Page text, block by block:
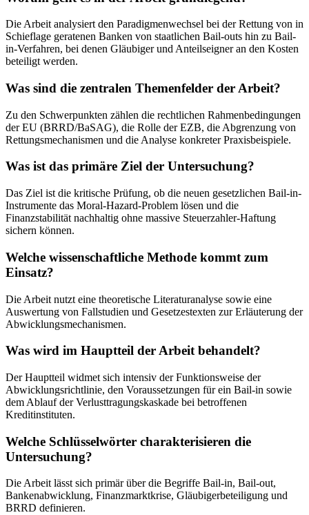
Die Arbeit analysiert den Paradigmenwechsel bei der Rettung von in
Schieflage geratenen Banken von staatlichen Bail-outs hin zu Bail-
in-Verfahren, bei denen Gläubiger und Anteilseigner an den Kosten
beteiligt werden.
Was sind die zentralen Themenfelder der Arbeit?
Zu den Schwerpunkten zählen die rechtlichen Rahmenbedingungen
der EU (BRRD/BaSAG), die Rolle der EZB, die Abgrenzung von
Rettungsmechanismen und die Analyse konkreter Praxisbeispiele.
Was ist das primäre Ziel der Untersuchung?
Das Ziel ist die kritische Prüfung, ob die neuen gesetzlichen Bail-in-
Instrumente das Moral-Hazard-Problem lösen und die
Finanzstabilität nachhaltig ohne massive Steuerzahler-Haftung
sichern können.
Welche wissenschaftliche Methode kommt zum
Einsatz?
Die Arbeit nutzt eine theoretische Literaturanalyse sowie eine
Auswertung von Fallstudien und Gesetzestexten zur Erläuterung der
Abwicklungsmechanismen.
Was wird im Hauptteil der Arbeit behandelt?
Der Hauptteil widmet sich intensiv der Funktionsweise der
Abwicklungsrichtlinie, den Voraussetzungen für ein Bail-in sowie
dem Ablauf der Verlusttragungskaskade bei betroffenen
Kreditinstituten.
Welche Schlüsselwörter charakterisieren die
Untersuchung?
Die Arbeit lässt sich primär über die Begriffe Bail-in, Bail-out,
Bankenabwicklung, Finanzmarktkrise, Gläubigerbeteiligung und
BRRD definieren.